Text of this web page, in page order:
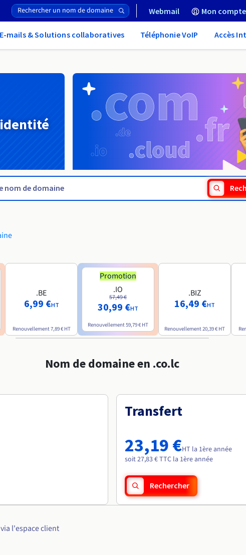
Webmail Mon
E-mails & Solutions collaboratives Téléphonie VoIP Accès
.BE
6,99 €HT
Renouvellement7,89 € HT
Promotion
.IO
57,49 €
30,99 €HT
Renouvellement59,79 € HT
.BIZ
16,49 €HT
Renouvellement20,39 € HT
Nom de domaine en .co.lc
Transfert
23,19 €HT la 1ère année
soit 27,83 € TTC la 1ère année
Rechercher
l'espace client